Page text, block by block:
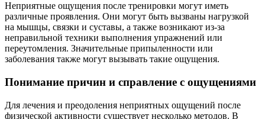
Неприятные ощущения после тренировки могут иметь
различные проявления. Они могут быть вызваны нагрузкой
на мышцы, связки и суставы, а также возникают из-за
неправильной техники выполнения упражнений или
переутомления. Значительные припыленности или
заболевания также могут вызывать такие ощущения.
Понимание причин и справление с ощущениями
Для лечения и преодоления неприятных ощущений после
физической активности существует несколько методов. В